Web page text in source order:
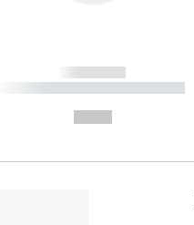
------------
----------- ----------- ----------